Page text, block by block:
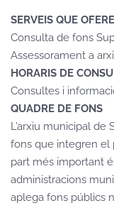
SERVEIS QUE
Consulta de fons
Assessorament a
HORARIS DE
Consultes i
QUADRE DE FONS
L’arxiu municipal de
fons que integren el
part més important
administracions
aplega fons públics